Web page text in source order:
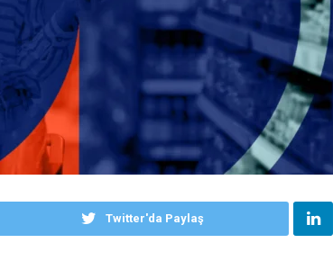
Twitter'da Paylaş